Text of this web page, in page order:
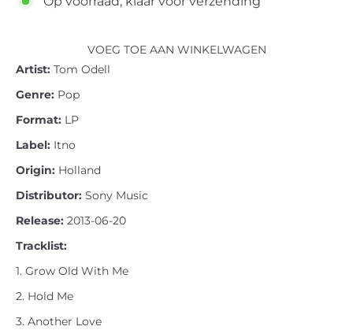
VOEG TOE AAN WINKELWAGEN
Artist: Tom Odell
Genre: Pop
Format: LP
Label: Itno
Origin: Holland
Distributor: Sony Music
Release: 2013-06-20
Tracklist:
1. Grow Old With Me
2. Hold Me
3. Another Love